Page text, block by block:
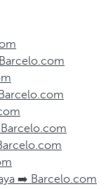
Barcelo.com
➡️ Barcelo.com